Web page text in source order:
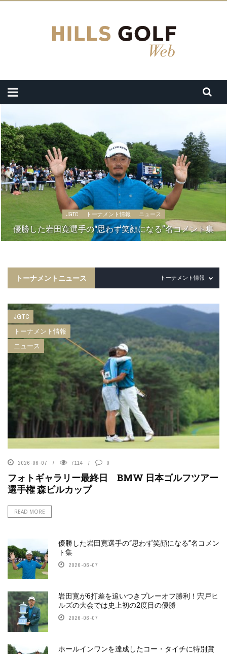
JGTC トーナメント情報 ニュース
優勝した岩田寛選手の“思わず笑顔になる”名コメント集
トーナメントニュース トーナメント情報
JGTC
トーナメント情報
ニュース
2026-06-07 7114 0
フォトギャラリー最終日 BMW 日本ゴルフツアー
選手権 森ビルカップ
READ MORE
優勝した岩田寛選手の“思わず笑顔になる”名コメン
ト集
2026-06-07
岩田寛が6打差を追いつきプレーオフ勝利！宍戸ヒ
ルズの大会では史上初の2度目の優勝
2026-06-07
ホールインワンを達成したコー・タイチに特別賞